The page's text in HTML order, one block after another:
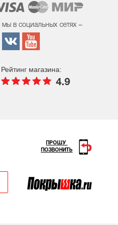
мы в социальных сетях –
Рейтинг магазина:
4.9
ПРОШУ
ПОЗВОНИТЬ